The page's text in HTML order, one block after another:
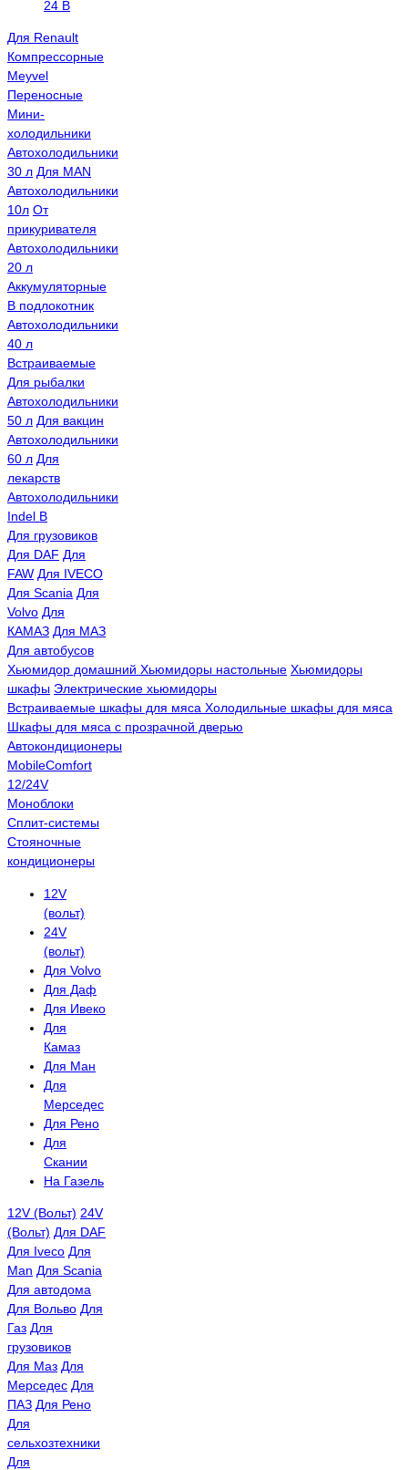
24 В
Для Renault
Компрессорные
Meyvel
Переносные
Мини-
холодильники
Автохолодильники
30 л Для MAN
Автохолодильники
10л От
прикуривателя
Автохолодильники
20 л
Аккумуляторные
В подлокотник
Автохолодильники
40 л
Встраиваемые
Для рыбалки
Автохолодильники
50 л Для вакцин
Автохолодильники
60 л Для
лекарств
Автохолодильники
Indel B
Для грузовиков
Для DAF Для
FAW Для IVECO
Для Scania Для
Volvo Для
КАМАЗ Для МАЗ
Для автобусов
Хьюмидор домашний Хьюмидоры настольные Хьюмидоры
шкафы Электрические хьюмидоры
Встраиваемые шкафы для мяса Холодильные шкафы для мяса
Шкафы для мяса с прозрачной дверью
Автокондиционеры
MobileComfort
12/24V
Моноблоки
Сплит-системы
Стояночные
кондиционеры
12V
(вольт)
24V
(вольт)
Для Volvo
Для Даф
Для Ивеко
Для
Камаз
Для Ман
Для
Мерседес
Для Рено
Для
Скании
На Газель
12V (Вольт) 24V
(Вольт) Для DAF
Для Iveco Для
Man Для Scania
Для автодома
Для Вольво Для
Газ Для
грузовиков
Для Маз Для
Мерседес Для
ПАЗ Для Рено
Для
сельхозтехники
Для